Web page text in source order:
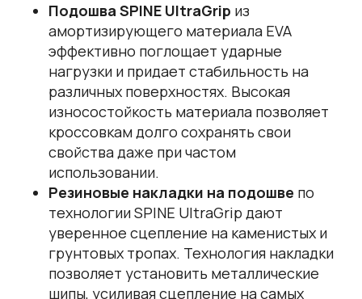
Подошва SPINE UltraGrip из
амортизирующего материала EVA
эффективно поглощает ударные
нагрузки и придает стабильность на
различных поверхностях. Высокая
износостойкость материала позволяет
кроссовкам долго сохранять свои
свойства даже при частом
использовании.
Резиновые накладки на подошве по
технологии SPINE UltraGrip дают
уверенное сцепление на каменистых и
грунтовых тропах. Технология накладки
позволяет установить металлические
шипы, усиливая сцепление на самых